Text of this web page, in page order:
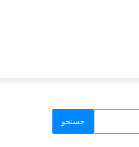
جستجو